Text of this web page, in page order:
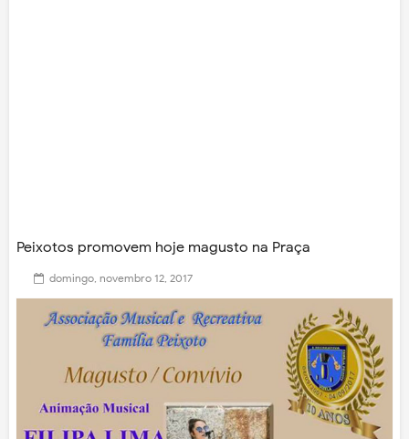
Peixotos promovem hoje magusto na Praça
domingo, novembro 12, 2017